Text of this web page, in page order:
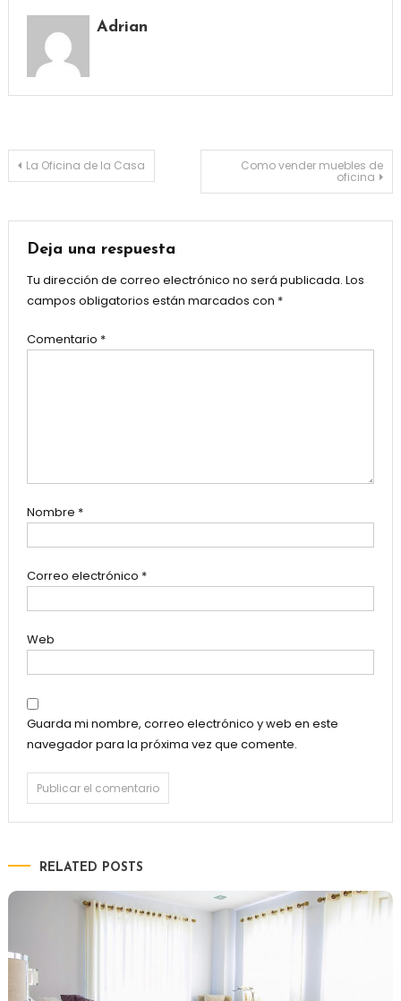
Adrian
Navegación
entradas
La Oficina de la Casa Como vender muebles de
oficina
Deja una respuesta
Tu dirección de correo electrónico no será publicada. Los
campos obligatorios están marcados con *
Comentario *
Nombre *
Correo electrónico *
Web
Guarda mi nombre, correo electrónico y web en este
navegador para la próxima vez que comente.
RELATED POSTS